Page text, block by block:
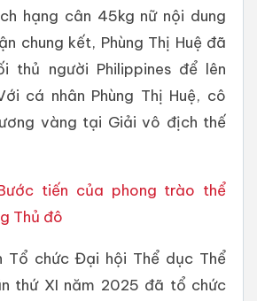
hạng cân 45kg nữ nội dung
chung kết, Phùng Thị Huệ đã
thủ người Philippines để lên
cá nhân Phùng Thị Huệ, cô
vàng tại Giải vô địch thế
tiến của phong trào thể
Thủ đô
Tổ chức Đại hội Thể dục Thể
thứ XI năm 2025 đã tổ chức